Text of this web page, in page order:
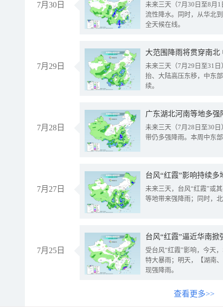
7月30日
未来三天（7月30日至8月
流性降水。同时，从华北
全天候在线。
7月29日
大范围降雨将贯穿南
未来三天（7月29日至31
抬、大陆高压东移，中东
续。
7月28日
广东湖北河南等地多
未来三天（7月28日至30
带仍多强降雨。本周中东
7月27日
台风“红霞”影响持续
未来三天，台风“红霞”或
等地带来强降雨；同时，
7月25日
台风“红霞”逼近华南
受台风“红霞”影响，今天
特大暴雨；明天，【湖南
现强降雨。
查看更多>>